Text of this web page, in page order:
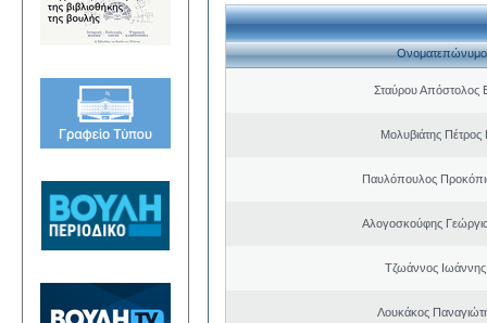
Ονοματεπώνυμο
Σταύρου Απόστολος
Μολυβιάτης Πέτρος
Παυλόπουλος
Αλογοσκούφης
Τζωάννος Ιωάννης
Λουκάκος